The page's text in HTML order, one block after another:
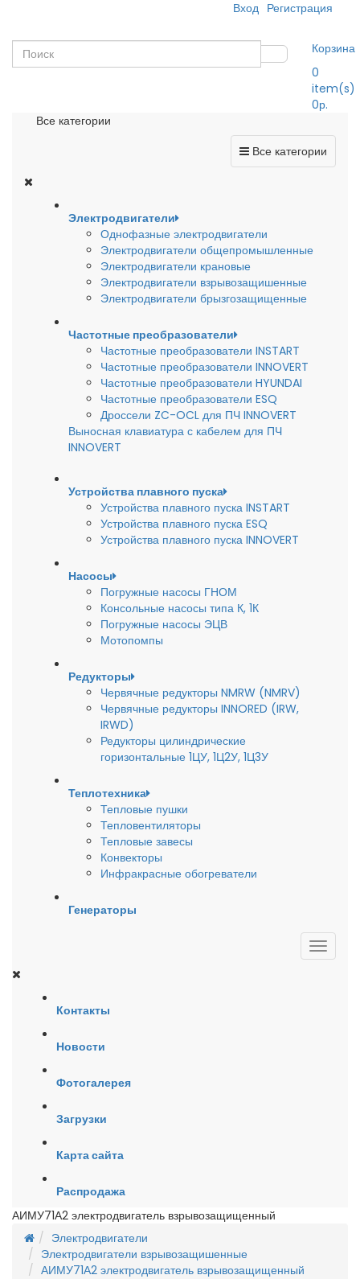
Вход Регистрация
Корзина
0
item(s)
0р.
Все категории
Все категории
Электродвигатели
Однофазные электродвигатели
Электродвигатели общепромышленные
Электродвигатели крановые
Электродвигатели взрывозащишенные
Электродвигатели брызгозащищенные
Частотные преобразователи
Частотные преобразователи INSTART
Частотные преобразователи INNOVERT
Частотные преобразователи HYUNDAI
Частотные преобразователи ESQ
Дроссели ZC-OCL для ПЧ INNOVERT
Выносная клавиатура с кабелем для ПЧ
INNOVERT
Устройства плавного пуска
Устройства плавного пуска INSTART
Устройства плавного пуска ESQ
Устройства плавного пуска INNOVERT
Насосы
Погружные насосы ГНОМ
Консольные насосы типа К, 1К
Погружные насосы ЭЦВ
Мотопомпы
Редукторы
Червячные редукторы NMRW (NMRV)
Червячные редукторы INNORED (IRW,
IRWD)
Редукторы цилиндрические
горизонтальные 1ЦУ, 1Ц2У, 1Ц3У
Теплотехника
Тепловые пушки
Тепловентиляторы
Тепловые завесы
Конвекторы
Инфракрасные обогреватели
Генераторы
Контакты
Новости
Фотогалерея
Загрузки
Карта сайта
Распродажа
АИМУ71А2 электродвигатель взрывозащищенный
Электродвигатели
Электродвигатели взрывозащишенные
АИМУ71А2 электродвигатель взрывозащищенный